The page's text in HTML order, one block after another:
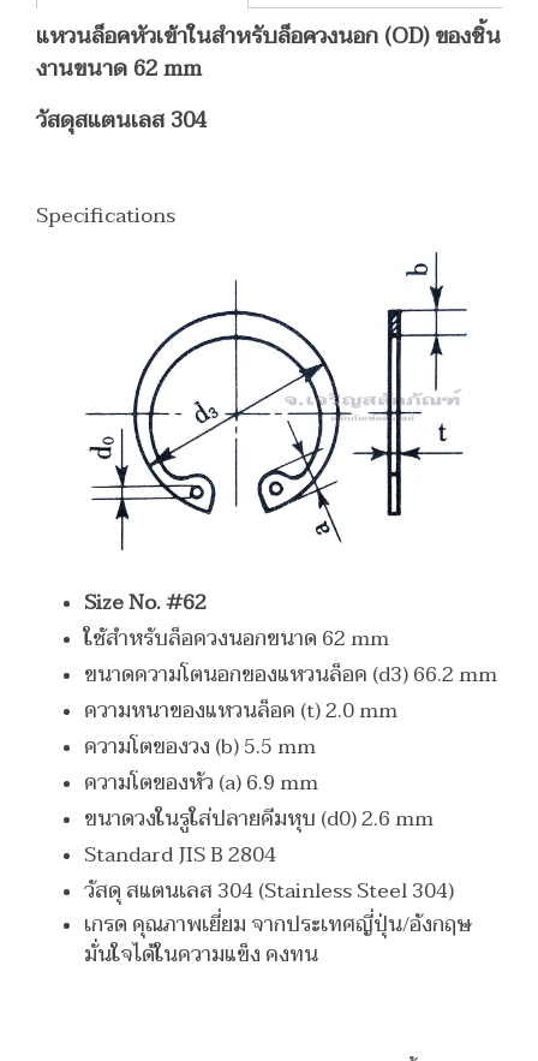
แหวนล็อคหัวเข้าในสำหรับล็อควงนอก (OD) ของชิ้น
งานขนาด 62 mm
วัสดุสแตนเลส 304
Specifications
Size No. #62
ใช้สำหรับล็อควงนอกขนาด 62 mm
ขนาดความโตนอกของแหวนล็อค (d3) 66.2 mm
ความหนาของแหวนล็อค (t) 2.0 mm
ความโตของวง (b) 5.5 mm
ความโตของหัว (a) 6.9 mm
ขนาดวงในรูใส่ปลายคีมหุบ (d0) 2.6 mm
Standard JIS B 2804
วัสดุ สแตนเลส 304 (Stainless Steel 304)
เกรด คุณภาพเยี่ยม จากประเทศญี่ปุ่น/อังกฤษ
มั่นใจได้ในความแข็ง คงทน